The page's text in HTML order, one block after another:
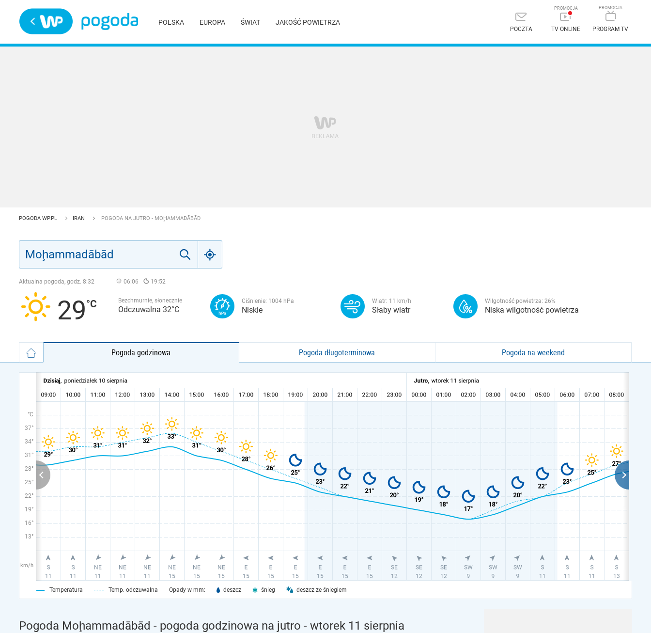
POLSKA EUROPA ŚWIAT JAKOŚĆ POWIETRZA
POCZTA TV ONLINE PROGRAM TV
POGODA WP.PL IRAN POGODA NA JUTRO - MOḨAMMADĀBĀD
Aktualna pogoda, godz. 8:32 06:06 19:52
29 Bezchmurnie, słonecznie
Odczuwalna 32°C
Ciśnienie: 1004 hPa
Niskie
Wiatr: 11 km/h
Słaby wiatr
Wilgotność powietrza: 26%
Niska wilgotność powietrza
Pogoda godzinowa Pogoda długoterminowa Pogoda na weekend
°C
37°
34°
31°
28°
25°
22°
19°
16°
13°
km/h
Temperatura Temp. odczuwalna Opady w mm: deszcz śnieg deszcz ze śniegiem
Pogoda Moḩammadābād - pogoda godzinowa na jutro - wtorek 11 sierpnia